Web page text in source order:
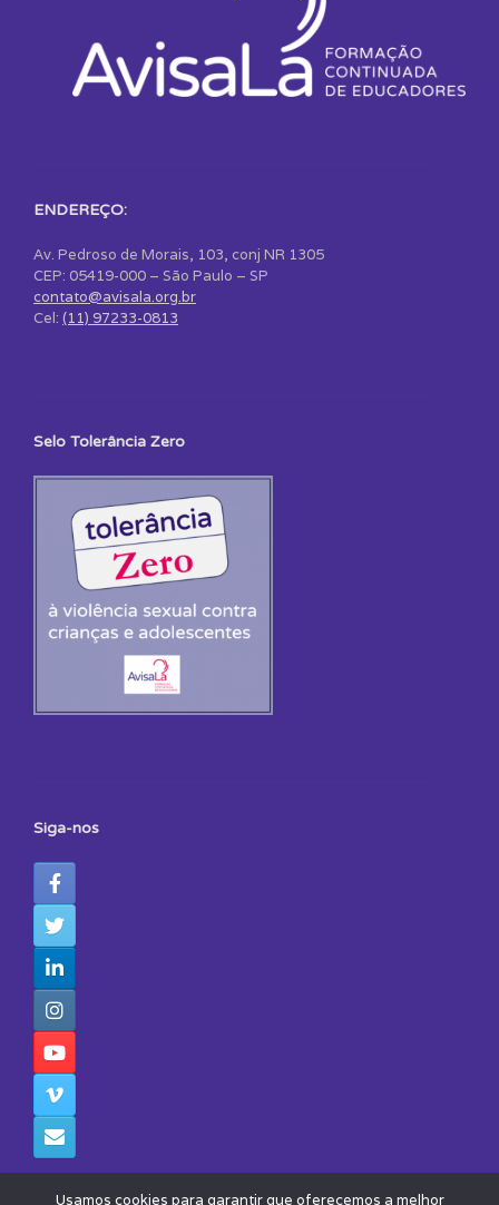
ENDEREÇO:
Av. Pedroso de Morais, 103, conj NR 1305
CEP: 05419-000 – São Paulo – SP
contato@avisala.org.br
Cel: (11) 97233-0813
Selo Tolerância Zero
Siga-nos
Usamos cookies para garantir que oferecemos a melhor